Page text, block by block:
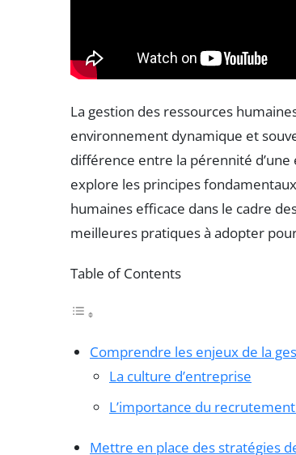
La gestion des ressources
environnement dynamique et
différence entre la pérennité
explore les principes
humaines efficace dans le cadre
meilleures pratiques à adopter
Table of Contents
Comprendre les enjeux de la
La culture d’entreprise
L’importance du
Mettre en place des stratégies